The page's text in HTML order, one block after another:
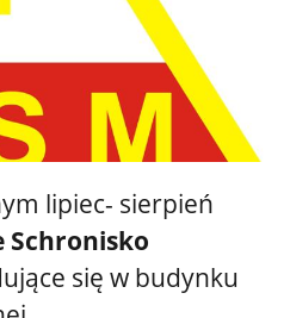
lipiec- sierpień
Schronisko
się w budynku